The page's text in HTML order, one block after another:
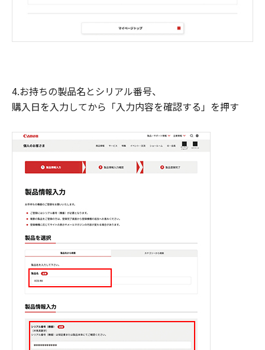
4.お持ちの製品名とシリアル番号、
購入日を入力してから「入力内容を確認する」を押す